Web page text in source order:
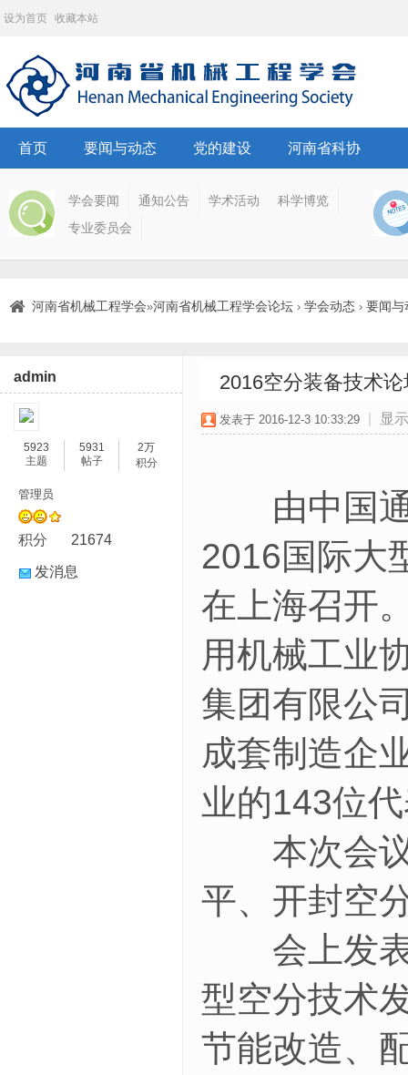
设为首页 收藏本站
首页 要闻与动态 党的建设 河南省科协
学会要闻 通知公告 学术活动
科学博览
专业委员会
河南省机械工程学会»河南省机械工程学会论坛 › 学会动态 › 要闻与
admin
5923
主题
5931
帖子
2万
积分
管理员
积分 21674
发消息
2016空分装备技术
发表于 2016-12-3 10:33:29 显
由中国通
2016国际大
在上海召开
用机械工业
集团有限公
成套制造企
业的143位
本次会议
平、开封空
会上发表
型空分技术
节能改造、